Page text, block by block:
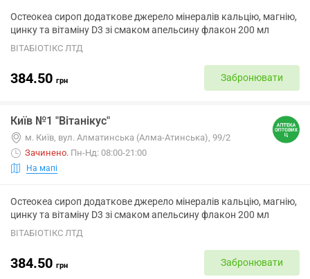
Остеокеа сироп додаткове джерело мінералів кальцію, магнію,
цинку та вітаміну D3 зі смаком апельсину флакон 200 мл
ВІТАБІОТІКС ЛТД
384.50 грн Забронювати
Київ №1 "Вітанікус"
м. Київ, вул. Алматинська (Алма-Атинська), 99/2
Зачинено. Пн-Нд: 08:00-21:00
На мапі
Остеокеа сироп додаткове джерело мінералів кальцію, магнію,
цинку та вітаміну D3 зі смаком апельсину флакон 200 мл
ВІТАБІОТІКС ЛТД
384.50 грн Забронювати